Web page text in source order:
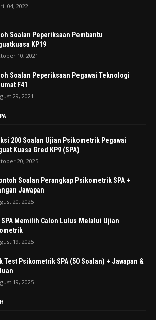
04, 2022
Soalan Peperiksaan Pembantu
KP19
10, 2021
Soalan Peperiksaan Pegawai Teknologi
F41
29, 2021
200 Soalan Ujian Psikometrik Pegawai
Kuasa Gred KP9 (SPA)
20, 2025
Soalan Perangkap Psikometrik SPA +
Jawapan
20, 2025
SPA Memilih Calon Lulus Melalui Ujian
19, 2025
Test Psikometrik SPA (50 Soalan) + Jawapan &
19, 2025